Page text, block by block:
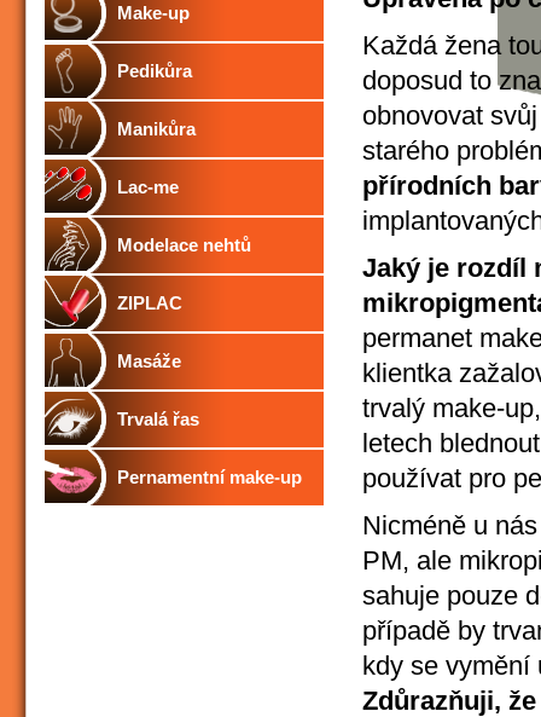
Make-up
Pedikůra
Manikůra
Lac-me
Modelace nehtů
ZIPLAC
Masáže
Trvalá řas
Pernamentní make-up
Každá žena
doposud to
obnovovat
starého
přírodních
Jaký je rozdíl
permanet
klientka
trvalý make-
letech
používat pro
Nicméně u
PM, ale
sahuje pouze
případě by
kdy se vymění
Zdůrazňuji,